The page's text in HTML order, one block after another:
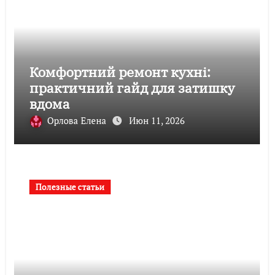
Комфортний ремонт кухні:
практичний гайд для затишку
вдома
Орлова Елена Июн 11, 2026
Полезные статьи